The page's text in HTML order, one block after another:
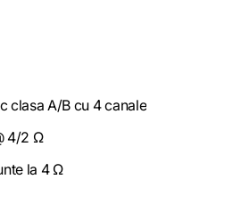
clasa A/B cu 4 canale
4/2 Ω
la 4 Ω